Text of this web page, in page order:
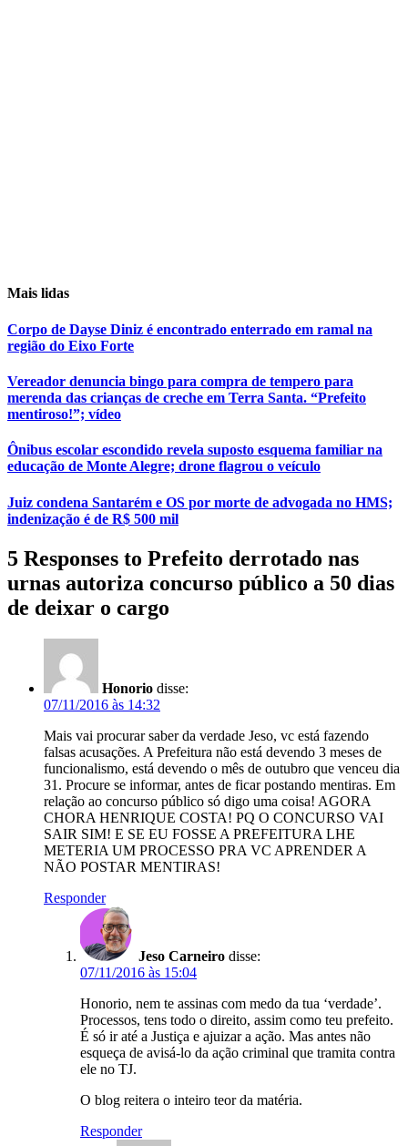
Mais lidas
Corpo de Dayse Diniz é encontrado enterrado em ramal na
região do Eixo Forte
Vereador denuncia bingo para compra de tempero para
merenda das crianças de creche em Terra Santa. “Prefeito
mentiroso!”; vídeo
Ônibus escolar escondido revela suposto esquema familiar na
educação de Monte Alegre; drone flagrou o veículo
Juiz condena Santarém e OS por morte de advogada no HMS;
indenização é de R$ 500 mil
5 Responses to Prefeito derrotado nas
urnas autoriza concurso público a 50 dias
de deixar o cargo
Honorio disse:
07/11/2016 às 14:32
Mais vai procurar saber da verdade Jeso, vc está fazendo
falsas acusações. A Prefeitura não está devendo 3 meses de
funcionalismo, está devendo o mês de outubro que venceu dia
31. Procure se informar, antes de ficar postando mentiras. Em
relação ao concurso público só digo uma coisa! AGORA
CHORA HENRIQUE COSTA! PQ O CONCURSO VAI
SAIR SIM! E SE EU FOSSE A PREFEITURA LHE
METERIA UM PROCESSO PRA VC APRENDER A
NÃO POSTAR MENTIRAS!
Responder
Jeso Carneiro disse:
07/11/2016 às 15:04
Honorio, nem te assinas com medo da tua ‘verdade’.
Processos, tens todo o direito, assim como teu prefeito.
É só ir até a Justiça e ajuizar a ação. Mas antes não
esqueça de avisá-lo da ação criminal que tramita contra
ele no TJ.
O blog reitera o inteiro teor da matéria.
Responder